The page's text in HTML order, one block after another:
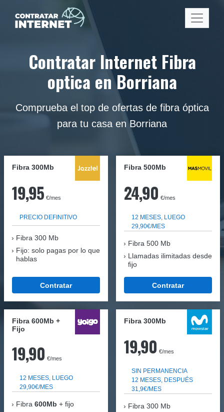
Contratar Internet Fibra
optica en Borriana
Comprueba el top de ofertas de fibra óptica
para tu casa en Borriana
Fibra 300Mb
19,95 €/mes
PRECIO DEFINITIVO
Fibra 300 Mb
Fijo: solo pagas por lo que
hablas
Contratar
Fibra 500Mb
24,90 €/mes
12 MESES, LUEGO
29,90€/MES
Fibra 500 Mb
Llamadas ilimitadas desde
fijo
Contratar
Fibra 600Mb +
Fijo
19,90 €/mes
12 MESES, LUEGO
29,90€/MES
Fibra 600Mb + fijo
Fibra 300Mb
19,90 €/mes
SIN PERMANENCIA
12 MESES, DESPUÉS
31,9€/MES
Fibra 300 Mb